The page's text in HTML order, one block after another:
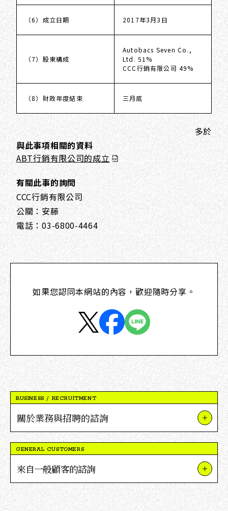
（6）成立日期 2017年3月3日
（7）股東構成
Autobacs Seven Co.,
Ltd. 51%
CCC行銷有限公司 49%
（8）財政年度結束 三月底
多於
與此事項相關的資料
ABT行銷有限公司的成立
有關此事的詢問
CCC行銷有限公司
公關：安藤
電話：03-6800-4464
如果您認同本網站的內容，歡迎隨時分享。
BUSINESS / RECRUITMENT
關於業務與招聘的諮詢
關於我們的業務與項目
媒體採訪及報導相關詢問
GENERAL CUSTOMERS
來自一般顧客的諮詢
關於TSUTAYA